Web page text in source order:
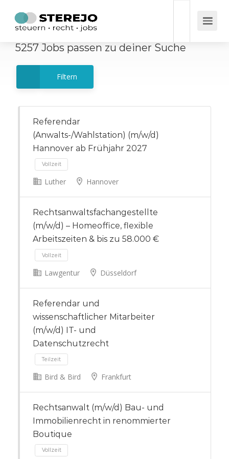
5257 Jobs passen zu deiner Suche
Filtern
Referendar
(Anwalts-/Wahlstation) (m/w/d)
Hannover ab Frühjahr 2027
Luther Hannover
Rechtsanwaltsfachangestellte
(m/w/d) – Homeoffice, flexible
Arbeitszeiten & bis zu 58.000 €
Vollzeit
Lawgentur Düsseldorf
Referendar und
wissenschaftlicher Mitarbeiter
(m/w/d) IT- und
Datenschutzrecht
Teilzeit
Bird & Bird Frankfurt
Rechtsanwalt (m/w/d) Bau- und
Immobilienrecht in renommierter
Boutique